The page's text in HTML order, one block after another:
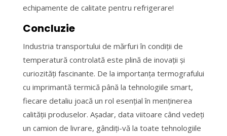
echipamente de calitate pentru refrigerare!
Concluzie
Industria transportului de mărfuri în condiții de
temperatură controlată este plină de inovații și
curiozități fascinante. De la importanța termografului
cu imprimantă termică până la tehnologiile smart,
fiecare detaliu joacă un rol esențial în menținerea
calității produselor. Așadar, data viitoare când vedeți
un camion de livrare, gândiți-vă la toate tehnologiile